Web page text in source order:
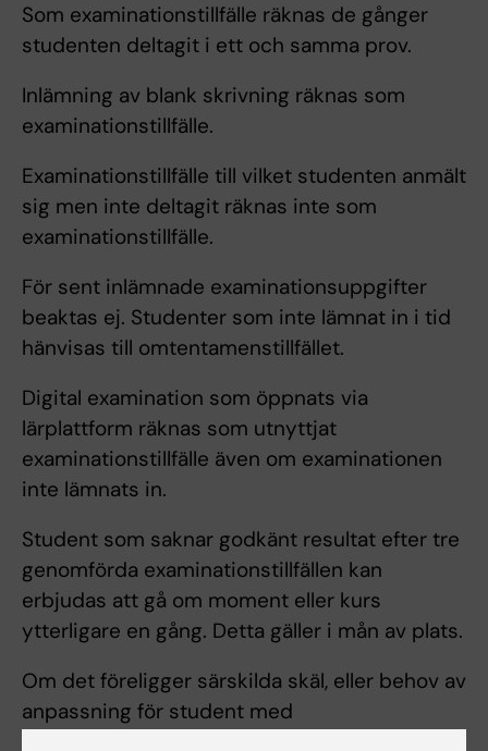
Som examinationstillfälle räknas de gånger
studenten deltagit i ett och samma prov.
Inlämning av blank skrivning räknas som
examinationstillfälle.
Examinationstillfälle till vilket studenten anmält
sig men inte deltagit räknas inte som
examinationstillfälle.
För sent inlämnade examinationsuppgifter
beaktas ej. Studenter som inte lämnat in i tid
hänvisas till omtentamenstillfället.
Digital examination som öppnats via
lärplattform räknas som utnyttjat
examinationstillfälle även om examinationen
inte lämnats in.
Student som saknar godkänt resultat efter tre
genomförda examinationstillfällen kan
erbjudas att gå om moment eller kurs
ytterligare en gång. Detta gäller i mån av plats.
Om det föreligger särskilda skäl, eller behov av
anpassning för student med